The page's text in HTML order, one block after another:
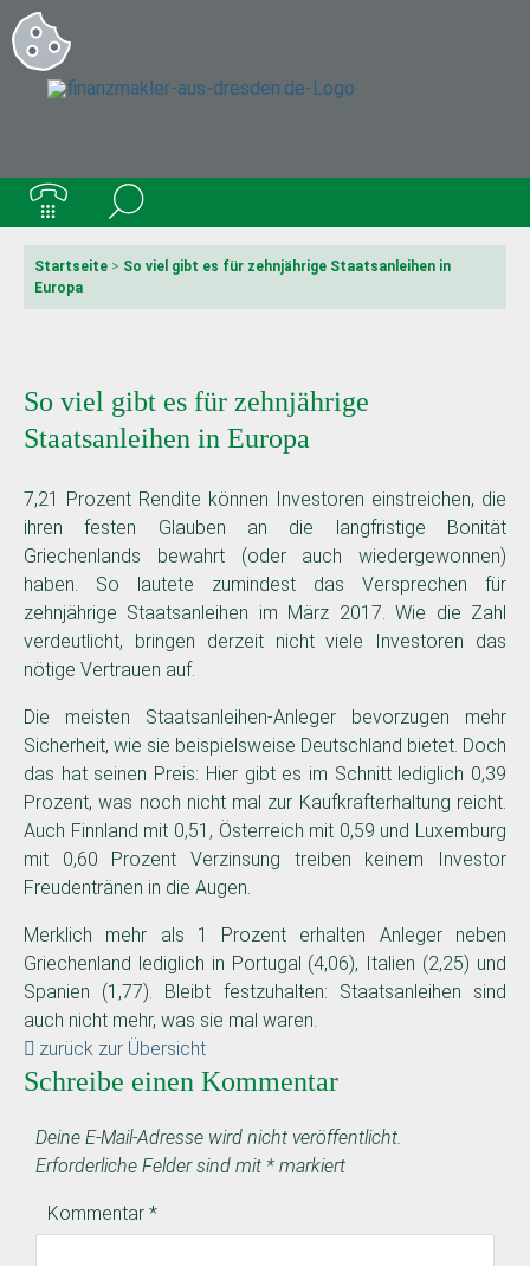
Startseite > So viel gibt es für zehnjährige Staatsanleihen in
Europa
So viel gibt es für zehnjährige
Staatsanleihen in Europa
7,21 Prozent Rendite können Investoren einstreichen, die
ihren festen Glauben an die langfristige Bonität
Griechenlands bewahrt (oder auch wiedergewonnen)
haben. So lautete zumindest das Versprechen für
zehnjährige Staatsanleihen im März 2017. Wie die Zahl
verdeutlicht, bringen derzeit nicht viele Investoren das
nötige Vertrauen auf.
Die meisten Staatsanleihen-Anleger bevorzugen mehr
Sicherheit, wie sie beispielsweise Deutschland bietet. Doch
das hat seinen Preis: Hier gibt es im Schnitt lediglich 0,39
Prozent, was noch nicht mal zur Kaufkrafterhaltung reicht.
Auch Finnland mit 0,51, Österreich mit 0,59 und Luxemburg
mit 0,60 Prozent Verzinsung treiben keinem Investor
Freudentränen in die Augen.
Merklich mehr als 1 Prozent erhalten Anleger neben
Griechenland lediglich in Portugal (4,06), Italien (2,25) und
Spanien (1,77). Bleibt festzuhalten: Staatsanleihen sind
auch nicht mehr, was sie mal waren.
zurück zur Übersicht
Schreibe einen Kommentar
Deine E-Mail-Adresse wird nicht veröffentlicht.
Erforderliche Felder sind mit * markiert
Kommentar *